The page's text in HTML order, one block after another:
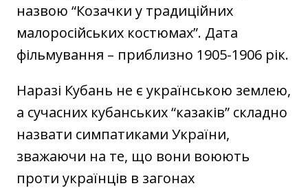
назвою “Козачки у традиційних
малоросійських костюмах”. Дата
фільмування – приблизно 1905-1906 рік.
Наразі Кубань не є українською землею,
а сучасних кубанських “казаків” складно
назвати симпатиками України,
зважаючи на те, що вони воюють
проти українців в загонах